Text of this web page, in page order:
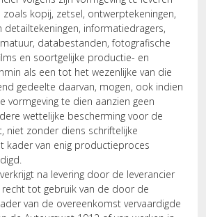
zoals kopij, zetsel, ontwerptekeningen,
detailtekeningen, informatiedragers,
databestanden, fotografische
en soortgelijke productie- en
als een tot het wezenlijke van die
gedeelte daarvan, mogen, ook indien
vormgeving te dien aanzien geen
wettelijke bescherming voor de
niet zonder diens schriftelijke
kader van enig productieproces
na levering door de leverancier
recht tot gebruik van de door de
van de overeenkomst vervaardigde